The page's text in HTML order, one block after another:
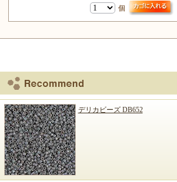
個
デリカビーズ DB652